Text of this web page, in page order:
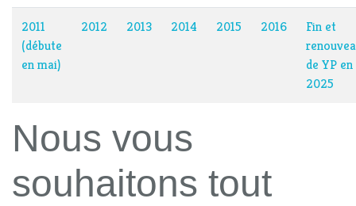
2011
(débute
en mai)
2012 2013 2014 2015 2016
Fin et
de YP en
2025
Nous vous
souhaitons tout